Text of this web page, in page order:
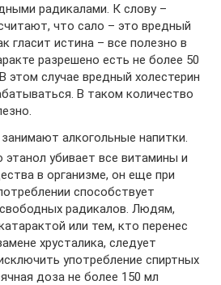
радикалами. К слову –
что сало – это вредный
гласит истина – все полезно в
разрешено есть не более 50
этом случае вредный холестерин
В таком количество
алкогольные напитки.
убивает все витамины и
в организме, он еще при
способствует
радикалов. Людям,
или тем, кто перенес
хрусталика, следует
употребление спиртных
доза не более 150 мл